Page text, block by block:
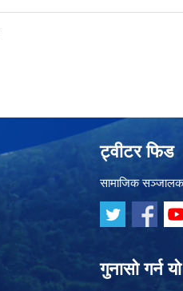
ट्वीटर फिड
सामाजिक
गुनासो गर्न